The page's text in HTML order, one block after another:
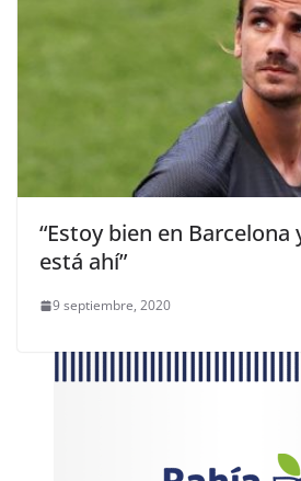
“Estoy bien en
está ahí”
9 septiembre, 2020